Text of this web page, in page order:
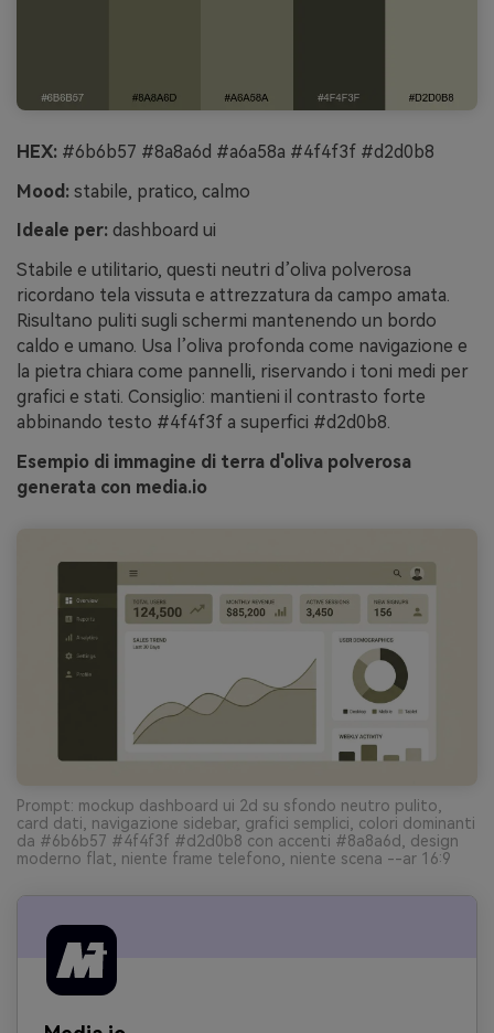
HEX: #6b6b57 #8a8a6d #a6a58a #4f4f3f #d2d0b8
Mood: stabile, pratico, calmo
Ideale per: dashboard ui
Stabile e utilitario, questi neutri d’oliva polverosa
ricordano tela vissuta e attrezzatura da campo amata.
Risultano puliti sugli schermi mantenendo un bordo
caldo e umano. Usa l’oliva profonda come navigazione e
la pietra chiara come pannelli, riservando i toni medi per
grafici e stati. Consiglio: mantieni il contrasto forte
abbinando testo #4f4f3f a superfici #d2d0b8.
Esempio di immagine di terra d'oliva polverosa
generata con media.io
Prompt: mockup dashboard ui 2d su sfondo neutro pulito,
card dati, navigazione sidebar, grafici semplici, colori dominanti
da #6b6b57 #4f4f3f #d2d0b8 con accenti #8a8a6d, design
moderno flat, niente frame telefono, niente scena --ar 16:9